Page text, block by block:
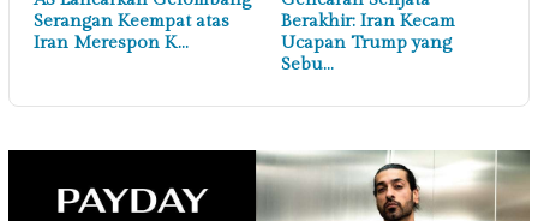
Serangan Keempat atas
Iran Merespon K…
Berakhir: Iran Kecam
Ucapan Trump yang
Sebu…